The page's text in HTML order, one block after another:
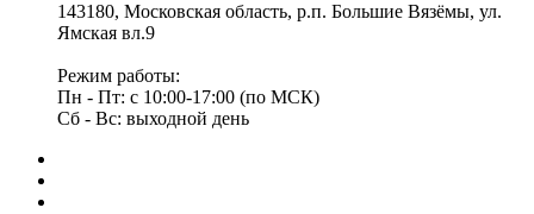
143180, Московская область, р.п. Большие Вязёмы, ул.
Ямская вл.9
Режим работы:
Пн - Пт: с 10:00-17:00 (по МСК)
Сб - Вс: выходной день